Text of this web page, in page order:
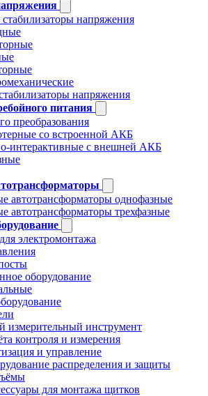
напряжения
напряжения
питания
преобразования
со встроенной АКБ
интерактивные с внешней АКБ
автотрансформаторы однофазные
автотрансформаторы трехфазные
электромонтажа
оборудование
измерительный инструмент
контроля и измерения
и управление
распределения и защиты
для монтажа щитков